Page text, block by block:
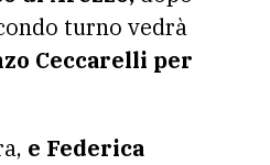
turno vedrà
Ceccarelli per
e Federica